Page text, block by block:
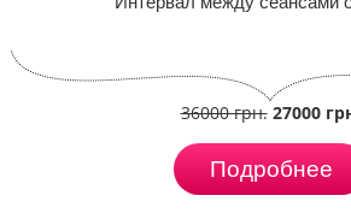
36000 грн. 27000
Подробнее